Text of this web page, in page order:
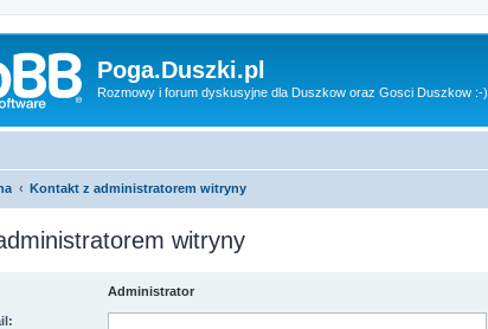
Poga.Duszki.pl
Rozmowy i forum dyskusyjne dla Duszkow oraz Gosci Duszkow :-)
Kontakt z administratorem witryny
witryny
Administrator